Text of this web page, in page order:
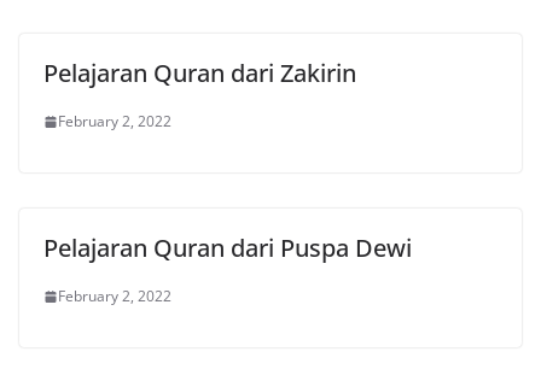
Pelajaran Quran dari Zakirin
February 2, 2022
Pelajaran Quran dari Puspa Dewi
February 2, 2022